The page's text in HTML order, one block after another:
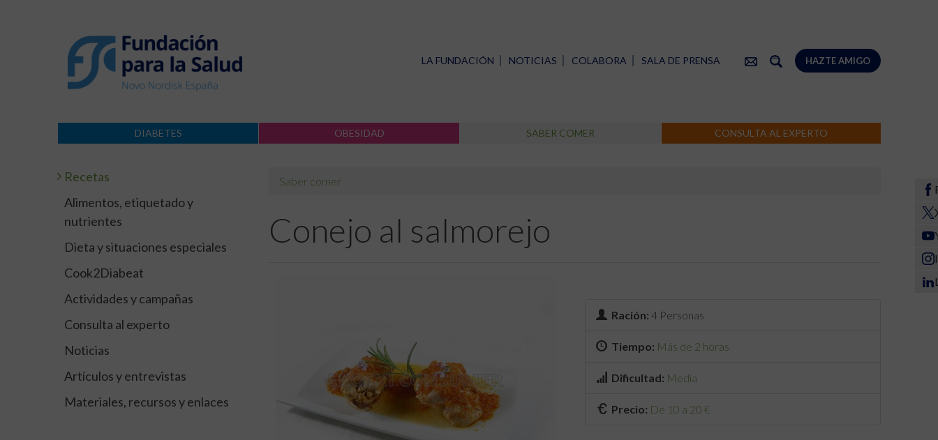
HAZTE AMIGO
LA FUNDACIÓN NOTICIAS COLABORA SALA DE PRENSA
DIABETES OBESIDAD SABER COMER CONSULTA AL EXPERTO
Recetas
Alimentos, etiquetado y
nutrientes
Dieta y situaciones especiales
Cook2Diabeat
Actividades y campañas
Consulta al experto
Noticias
Artículos y entrevistas
Materiales, recursos y enlaces
Saber comer
Conejo al salmorejo
Ración:4 Personas
Tiempo: Más de 2 horas
Dificultad: Media
Precio: De 10 a 20 €